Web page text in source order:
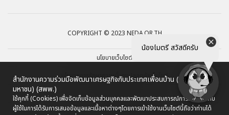
น้องไมตรี สวัสดีครับ
COPYRIGHT © 2023 NEDA.OR.TH
นโยบายเว็บไซต์
นโยบายการรักษาความมั่นคงปลอดภัยเว็บไซต์
นโยบายการคุ้มครองข้อมูลส่วนบุคคล
ผังเว็บไซต์
สำนักงานความร่วมมือพัฒนาเศรษฐกิจกับประเทศเพื่อนบ้าน (องค์การ
มหาชน) (สพพ.)
ใช้คุกกี้ (Cookies) เพื่อจัดเก็บข้อมูลส่วนบุคคลและพัฒนาประสบการณ์การใช้งานให้กับ
ผู้ใช้ในการได้รับการเสนอข้อมูลและเนื้อหาต่างๆโดยการเข้าใช้งานเว็บไซต์นี้ถือว่าท่านได้